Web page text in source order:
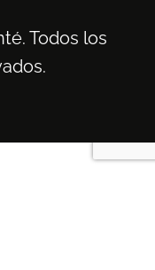
Todos los